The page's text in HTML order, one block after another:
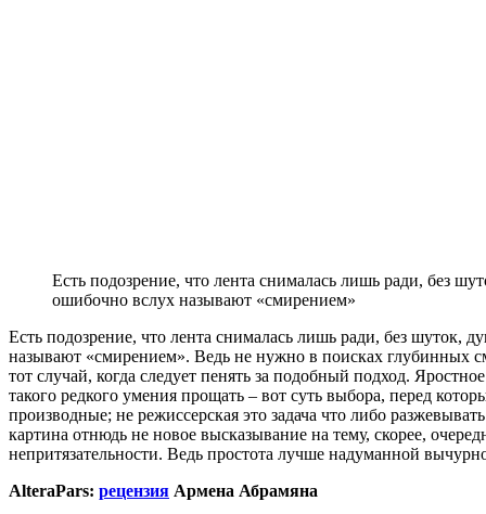
Есть подозрение, что лента снималась лишь ради, без
ошибочно вслух называют «смирением»
Есть подозрение, что лента снималась лишь ради, без
называют «смирением». Ведь не нужно в поисках глубинных
тот случай, когда следует пенять за подобный подход.
такого редкого умения прощать – вот суть выбора, перед
производные; не режиссерская это задача что либо
картина отнюдь не новое высказывание на тему, скорее,
непритязательности. Ведь простота лучше надуманной
AlteraPars: рецензия Армена Абрамяна